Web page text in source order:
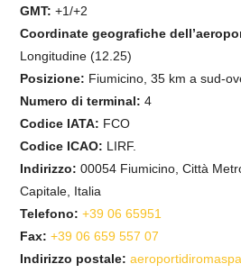
GMT: +1/+2
Coordinate geografiche
Longitudine (12.25)
Posizione: Fiumicino, 35 km a sud-
Numero di terminal: 4
Codice IATA: FCO
Codice ICAO: LIRF.
Indirizzo: 00054 Fiumicino, Città
Capitale, Italia
Telefono: +39 06 65951
Fax: +39 06 659 557 07
Indirizzo postale: